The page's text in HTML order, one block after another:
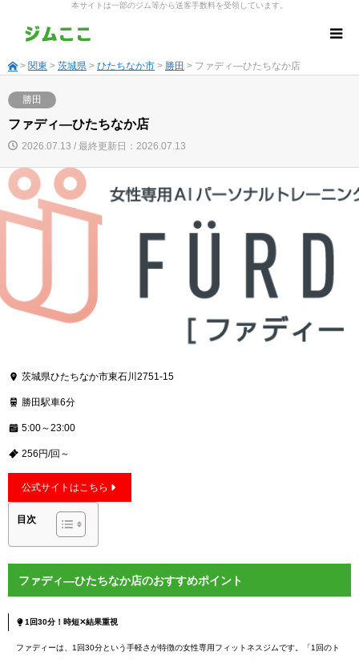
本サイトは一部のジム等から送客手数料を受領しています。
> 関東 > 茨城県 > ひたちなか市 > 勝田 > ファディ―ひたちなか店
勝田
ファディ―ひたちなか店
2026.07.13 / 最終更新日：2026.07.13
茨城県ひたちなか市東石川2751-15
勝田駅車6分
5:00～23:00
256円/回～
公式サイトはこちら
目次
ファディ―ひたちなか店のおすすめポイント
1回30分！時短✕結果重視
ファディーは、1回30分という手軽さが特徴の女性専用フィットネスジムです。「1回のト